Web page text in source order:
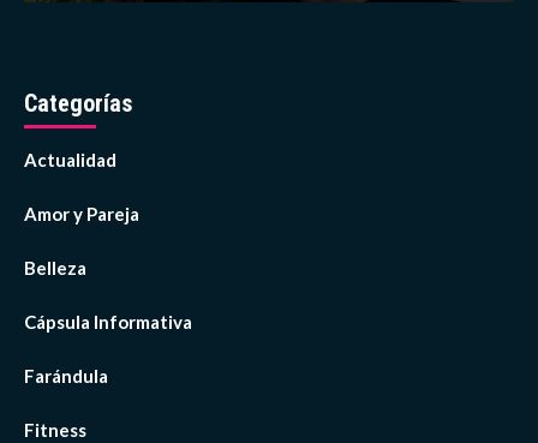
Categorías
Actualidad
Amor y Pareja
Belleza
Cápsula Informativa
Farándula
Fitness